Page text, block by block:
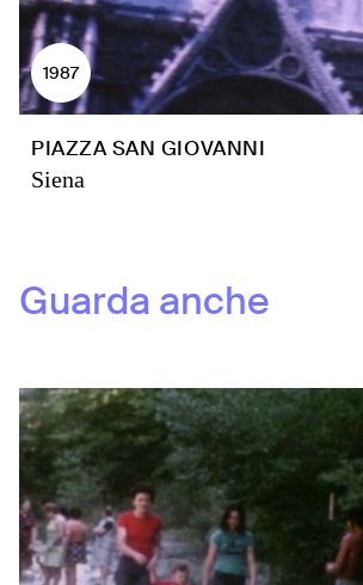
1987
PIAZZA SAN GIOVANNI
Siena
Guarda anche